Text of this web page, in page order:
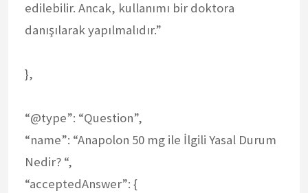
edilebilir. Ancak, kullanımı bir doktora
danışılarak yapılmalıdır.”
},
“@type”: “Question”,
“name”: “Anapolon 50 mg ile İlgili Yasal Durum
Nedir? “,
“acceptedAnswer”: {